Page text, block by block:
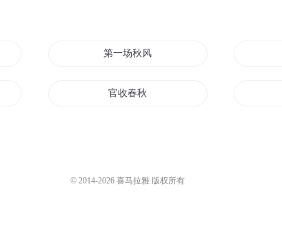
第一场秋风
官收春秋
© 2014-2026 喜马拉雅 版权所有